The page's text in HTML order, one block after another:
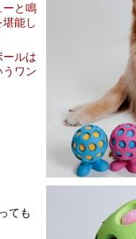
ーと鳴
能し
ルは
ワン
ても